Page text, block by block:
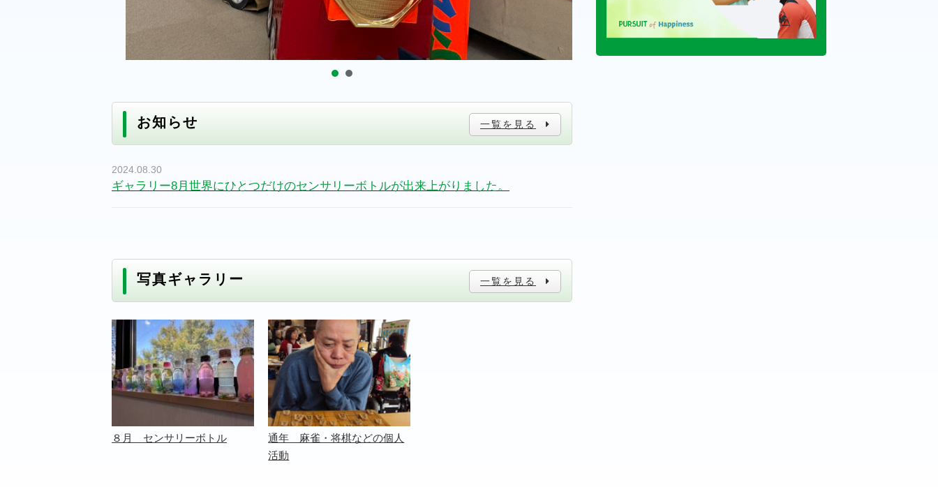
お知らせ 一覧を見る
2024.08.30
ギャラリー8月世界にひとつだけのセンサリーボトルが出来上がりました。
写真ギャラリー 一覧を見る
８月 センサリーボトル
通年 麻雀・将棋などの個人
活動